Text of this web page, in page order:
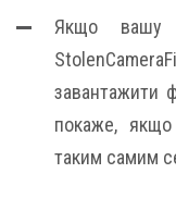
Якщо вашу
завантажити
покаже,
таким самим